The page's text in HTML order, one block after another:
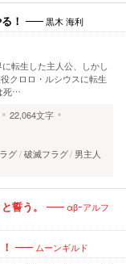
！ 黒木 海利
転生した主人公、しかし
クロロ・ルシウスに転生
死…
22,064文字
グ 破滅フラグ 男主人
誓う。
αβｰアルフ
ムーンギルド